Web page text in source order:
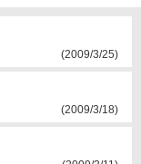
(2009/3/25)
(2009/3/18)